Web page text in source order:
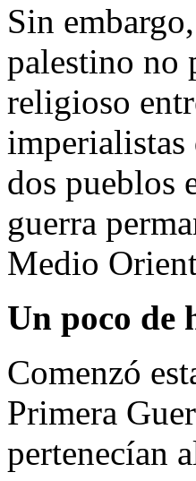
Sin
palestino no
religioso
imperialistas
dos pueblos
guerra
Medio
Un poco de
Comenzó
Primera
pertenecían